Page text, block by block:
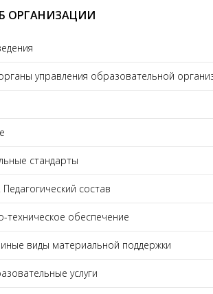
ОРГАНИЗАЦИИ
управления образовательной
стандарты
Педагогический состав
техническое обеспечение
виды материальной поддержки
услуги